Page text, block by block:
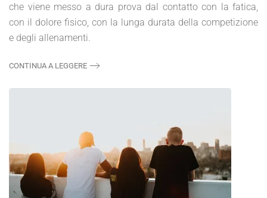
che viene messo a dura prova dal contatto con la fatica,
con il dolore fisico, con la lunga durata della competizione
e degli allenamenti.
CONTINUA A LEGGERE